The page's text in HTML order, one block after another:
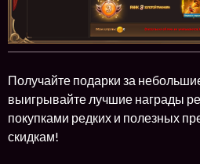
Получайте подарки за
выигрывайте лучшие награды
покупками редких и полезных
скидкам!